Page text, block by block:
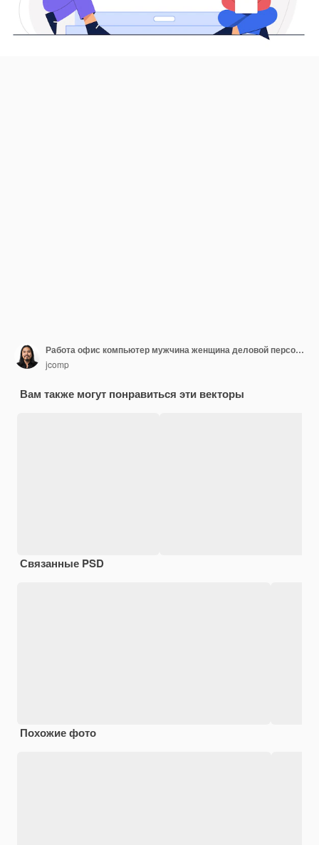
Работа офис компьютер мужчина женщина деловой персонаж маркетинг онлайн сотрудник технологии деловой человек мультфильм совместная работа плоский дизайн внештатный
jcomp
Вам также могут понравиться эти векторы
Связанные PSD
Похожие фото